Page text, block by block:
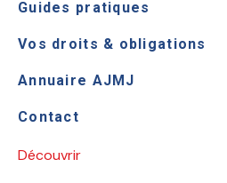
Guides pratiques
Vos droits & obligations
Annuaire AJMJ
Contact
Découvrir